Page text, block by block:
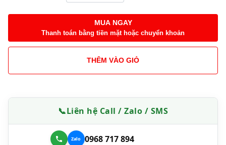
MUA NGAY
Thanh toán bằng tiền mặt hoặc chuyển khoản
THÊM VÀO GIỎ
📞Liên hệ Call / Zalo / SMS
0968 717 894